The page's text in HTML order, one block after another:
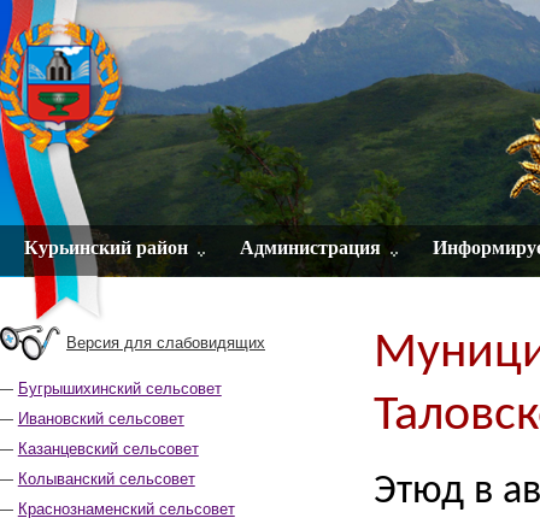
Курьинский район Администрация
Версия для слабовидящих
Бугрышихинский сельсовет
Ивановский сельсовет
Казанцевский сельсовет
Колыванский сельсовет
Краснознаменский сельсовет
Этюд в